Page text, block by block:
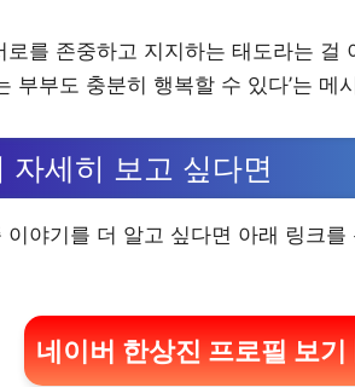
를 존중하고 지지하는 태도라는 걸
부부도 충분히 행복할 수 있다’는 메
자세히 보고 싶다면
야기를 더 알고 싶다면 아래 링크
네이버 한상진 프로필 보